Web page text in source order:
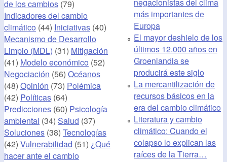
de los cambios (79)
Indicadores del cambio
climático (44) Iniciativas (40)
Mecanismo de Desarrollo
Limpio (MDL) (31) Mitigación
(41) Modelo económico (52)
Negociación (56) Océanos
(48) Opinión (73) Polémica
(42) Políticas (64)
Predicciones (60) Psicología
ambiental (34) Salud (37)
Soluciones (38) Tecnologías
(42) Vulnerabilidad (51) ¿Qué
hacer ante el cambio
negacionistas del clima
más importantes de
Europa
El mayor deshielo de los
últimos 12.000 años en
Groenlandia se
producirá este siglo
La mercantilización de
recursos básicos en la
era del cambio climático
Literatura y cambio
climático: Cuando el
colapso lo explican las
raíces de la Tierra…